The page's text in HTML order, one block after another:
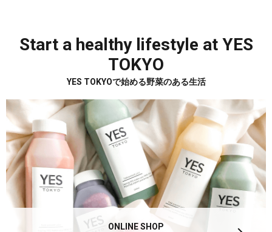
Start a healthy lifestyle at YES
TOKYO
YES TOKYOで始める野菜のある生活
ONLINE SHOP